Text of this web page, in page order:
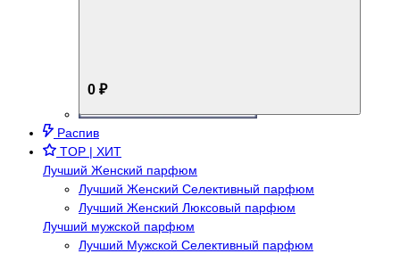
0 ₽
Распив
TOP | ХИТ
Лучший Женский парфюм
Лучший Женский Селективный парфюм
Лучший Женский Люксовый парфюм
Лучший мужской парфюм
Лучший Мужской Селективный парфюм